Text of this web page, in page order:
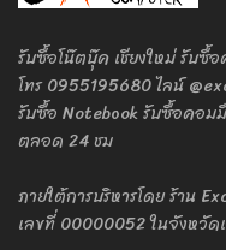
รับซื้อโน๊ตบุ๊ค เชียงใหม่ รับซื้
โทร 0955195680 ไลน์
รับซื้อ Notebook รับซื้อคอม
ตลอด 24 ชม
ภายใต้การบริหารโดย ร้าน
เลขที่ 00000052 ในจังหวัด